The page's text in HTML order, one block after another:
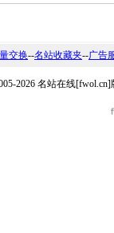
交换--名站收藏夹--广告
2026 名站在线